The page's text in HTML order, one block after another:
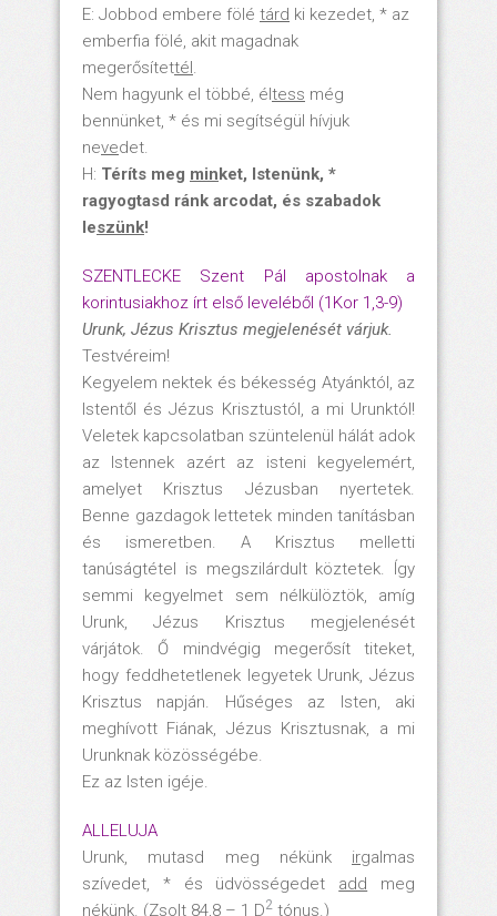
E: Jobbod embere fölé tárd ki kezedet, * az
emberfia fölé, akit magadnak
megerősítettél.
Nem hagyunk el többé, éltess még
bennünket, * és mi segítségül hívjuk
nevedet.
H: Téríts meg minket, Istenünk, *
ragyogtasd ránk arcodat, és szabadok
leszünk!
SZENTLECKE Szent Pál apostolnak a
korintusiakhoz írt első leveléből (1Kor 1,3-9)
Urunk, Jézus Krisztus megjelenését várjuk.
Testvéreim!
Kegyelem nektek és békesség Atyánktól, az
Istentől és Jézus Krisztustól, a mi Urunktól!
Veletek kapcsolatban szüntelenül hálát adok
az Istennek azért az isteni kegyelemért,
amelyet Krisztus Jézusban nyertetek.
Benne gazdagok lettetek minden tanításban
és ismeretben. A Krisztus melletti
tanúságtétel is megszilárdult köztetek. Így
semmi kegyelmet sem nélkülöztök, amíg
Urunk, Jézus Krisztus megjelenését
várjátok. Ő mindvégig megerősít titeket,
hogy feddhetetlenek legyetek Urunk, Jézus
Krisztus napján. Hűséges az Isten, aki
meghívott Fiának, Jézus Krisztusnak, a mi
Urunknak közösségébe.
Ez az Isten igéje.
ALLELUJA
Urunk, mutasd meg nékünk irgalmas
szívedet, * és üdvösségedet add meg
nékünk. (Zsolt 84,8 – 1 D2 tónus.)